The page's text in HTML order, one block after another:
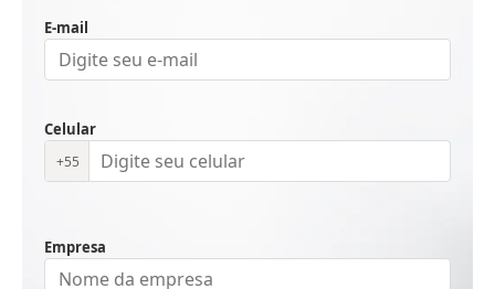
E-mail
Celular
+55
Empresa